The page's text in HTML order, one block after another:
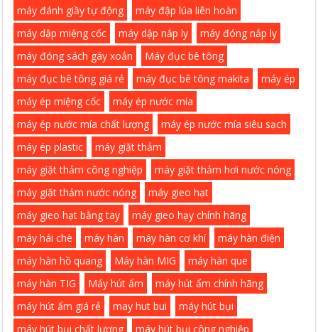
máy đánh giầy tự động
máy đập lúa liên hoàn
máy dập miệng cốc
máy dập nắp ly
máy đóng nắp ly
máy đóng sách gáy xoắn
Máy đục bê tông
máy đục bê tông giá rẻ
máy đục bê tông makita
máy ép
máy ép miệng cốc
máy ép nước mía
máy ép nước mía chất lượng
máy ép nước mía siêu sạch
máy ép plastic
máy giặt thảm
máy giặt thảm công nghiệp
máy giặt thảm hơi nước nóng
máy giặt thảm nước nóng
máy gieo hạt
máy gieo hạt bằng tay
máy gieo hạy chính hãng
máy hái chè
máy hàn máy hàn cơ khí
máy hàn điện
máy hàn hồ quang
Máy hàn MIG
máy hàn que
máy hàn TIG
Máy hút ẩm
máy hút ẩm chính hãng
máy hút ẩm giá rẻ
may hut bui
máy hút bụi
máy hút bụi chất lượng
máy hút bụi công nghiệp